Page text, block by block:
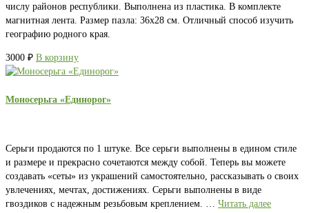
числу районов республики. Выполнена из пластика. В комплекте
магнитная лента. Размер пазла: 36х28 см. Отличный способ изучить
географию родного края.
3000 ₽ В корзину
Моносерьга «Единорог»
Серьги продаются по 1 штуке. Все серьги выполнены в едином стиле
и размере и прекрасно сочетаются между собой. Теперь вы можете
создавать «сеты» из украшений самостоятельно, рассказывать о своих
увлечениях, мечтах, достижениях. Серьги выполнены в виде
гвоздиков с надежным резьбовым креплением. … Читать далее